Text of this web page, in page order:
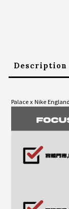
Description
Palace x Nike